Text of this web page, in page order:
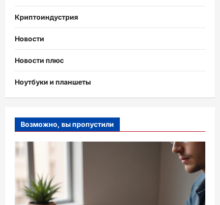
Криптоиндустрия
Новости
Новости плюс
Ноутбуки и планшеты
Возможно, вы пропустили